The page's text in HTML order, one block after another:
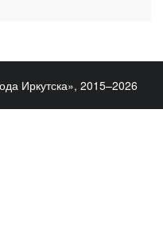
Иркутска», 2015–2026